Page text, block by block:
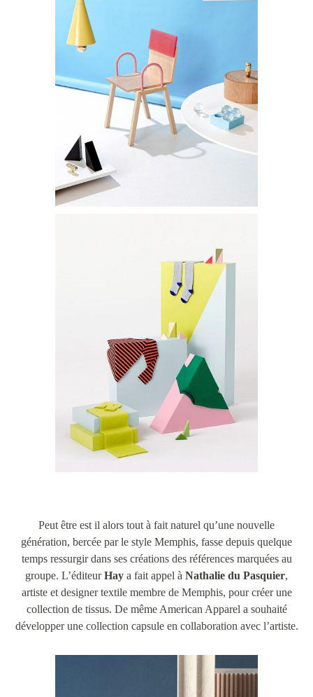
Peut être est il alors tout à fait naturel qu’une nouvelle
génération, bercée par le style Memphis, fasse depuis quelque
temps ressurgir dans ses créations des références marquées au
groupe. L’éditeurHay a fait appel à Nathalie du Pasquier,
artiste et designer textile membre de Memphis, pour créer une
collection de tissus. De même American Apparel a souhaité
développer une collection capsule en collaboration avec l’artiste.